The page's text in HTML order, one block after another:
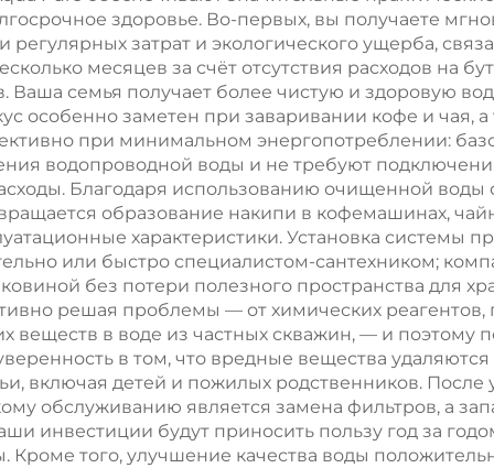
обратного
осмоса
м³/сут
система, 20 т/
продаже
здоровье. Во-первых, вы получаете
затрат и экологического ущерба,
месяцев за счёт отсутствия расходов на
Ваша семья получает более чистую и здоровую
особенно заметен при заваривании кофе и чая,
при минимальном энергопотреблении:
водопроводной воды и не требуют
Благодаря использованию очищенной воды
образование накипи в кофемашинах,
характеристики. Установка системы
или быстро специалистом-сантехником;
без потери полезного пространства для
решая проблемы — от химических
веществ в воде из частных скважин, — и поэтому
в том, что вредные вещества
включая детей и пожилых родственников. После
обслуживанию является замена фильтров, а
инвестиции будут приносить пользу год за
того, улучшение качества воды